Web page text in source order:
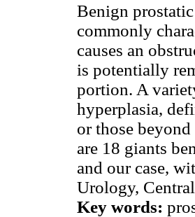
Benign
commonly
causes an
is potentially
portion. A
hyperplasia,
or those
are 18 giants
and our case,
Urology,
Key words: